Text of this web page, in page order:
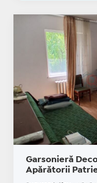
Garsonieră
Apărătorii